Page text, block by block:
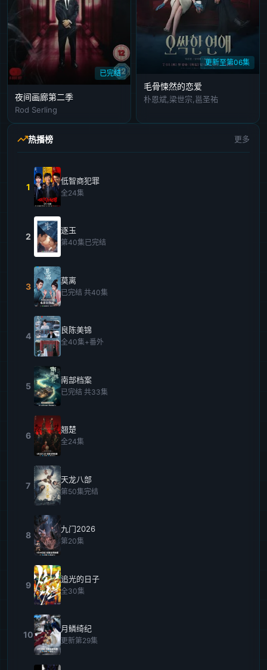
已完结
夜间画廊第二季
Rod Serling
更新至第06集
毛骨悚然的恋爱
朴恩斌,梁世宗,邕圣祐
热播榜 更多
1
低智商犯罪
全24集
2
逐玉
第40集已完结
3
莫离
已完结 共40集
4
良陈美锦
全40集+番外
5
南部档案
已完结 共33集
6
翘楚
全24集
7
天龙八部
第50集完结
8
九门2026
第20集
9
追光的日子
全30集
10
月鳞绮纪
更新第29集